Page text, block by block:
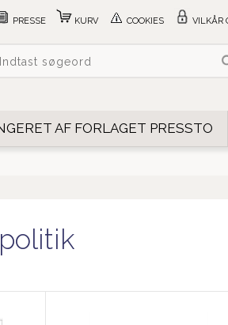
PRESSE KURV COOKIES VILKÅR
AF FORLAGET PRESSTO